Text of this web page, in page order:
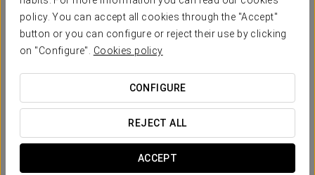
policy. You can accept all cookies through the "Accept"
button or you can configure or reject their use by clicking
on "Configure". Cookies policy
CONFIGURE
REJECT ALL
ACCEPT
20 €
Pомантический опыт
Детали для удивления. Всё готово, чтобы вы могли
просто наслаждаться любовью.
В Exe Rey Don Jaime мы создали романтический опыт,
предназначенный для совместного времяпровождения с